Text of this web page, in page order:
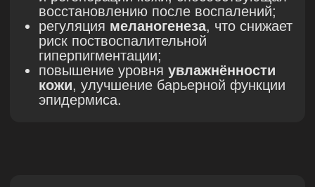
В исследовании приняло участие 3
пациента, у 2-х из них папуло-
пустулезное акне было в тяжелой форме.
До начала исследования все участники
подписали добровольное
информированное согласие
на прохождение курса процедур
и фотофиксацию результатов.